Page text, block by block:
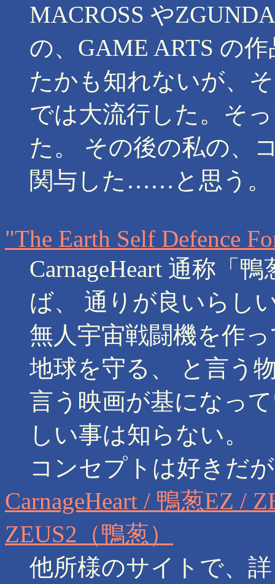
MACROSS や
の、GAME ARTS の
たかも知れないが、
では大流行した。そ
た。 その後の私の、
関与した……と思う。
"The Earth Self Defence
CarnageHeart 通称「
ば、 通りが良いらし
無人宇宙戦闘機を作
地球を守る、 と言う
言う映画が基になっ
しい事は知らない。
コンセプトは好きだ
CarnageHeart / 鴨葱EZ /
ZEUS2（鴨葱）
他所様のサイトで、